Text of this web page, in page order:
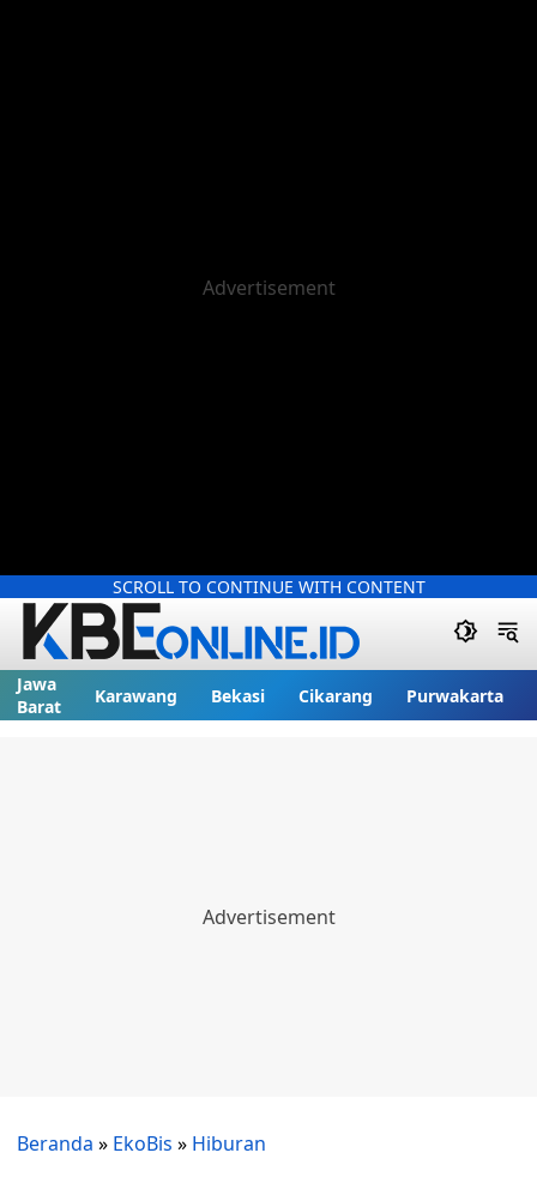
SCROLL TO CONTINUE WITH CONTENT
Jawa
Barat
Karawang Bekasi Cikarang Purwakarta
Beranda » EkoBis » Hiburan